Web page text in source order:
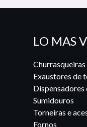
LO MAS
Churrasqueiras
Exaustores de
Dispensadores
Sumidouros
Torneiras e
Fornos